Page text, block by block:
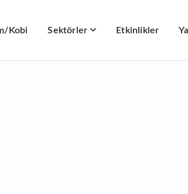
Kobi Sektörler Etkinlikler